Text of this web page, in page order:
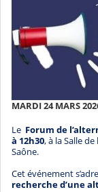
MARDI 24 MARS
Le Forum de
à 12h30, à la Salle
Saône.
Cet événement
recherche d’une